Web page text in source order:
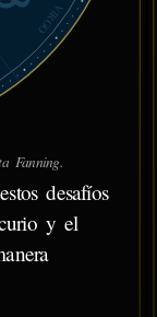
VIRGO
Fanning.
desafíos
y el